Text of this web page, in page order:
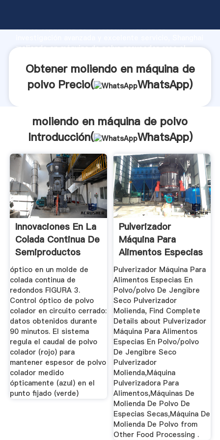
fuerte capacidad de producción, fuerza de
moliendo en máquina de polvo proveedor crea el
Obtener moliendo en máquina de
polvo Precio(
WhatsApp)
moliendo en máquina de polvo
Introducción(
WhatsApp)
Innovaciones En La
Colada Continua De
Semiproductos
Para ...
óptico en un molde de
colada continua de
redondos FIGURA 3.
Control óptico de polvo
colador en circuito cerrado:
datos obtenidos durante
90 minutos. El sistema
regula el caudal de polvo
colador (rojo) para
mantener espesor de polvo
colador medido
ópticamente (azul) en el
punto fijado (verde)
Pulverizador
Máquina Para
Alimentos Especias
En Polvo ...
Pulverizador Máquina Para
Alimentos Especias En
Polvo/polvo De Jengibre
Seco Pulverizador
Molienda, Find Complete
Details about Pulverizador
Máquina Para Alimentos
Especias En Polvo/polvo
De Jengibre Seco
Pulverizador
Molienda,Máquina
Pulverizadora Para
Alimentos,Máquinas De
Molienda De Polvo De
Especias Secas,Máquina De
Molienda De Polvo from
Other Food Processing .